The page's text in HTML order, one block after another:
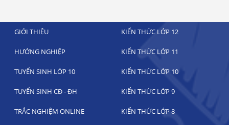
GIỚI THIỆU KIẾN THỨC LỚP 12
HƯỚNG NGHIỆP KIẾN THỨC LỚP 11
TUYỂN SINH LỚP 10 KIẾN THỨC LỚP 10
TUYỂN SINH CĐ - ĐH KIẾN THỨC LỚP 9
TRẮC NGHIỆM ONLINE KIẾN THỨC LỚP 8